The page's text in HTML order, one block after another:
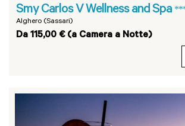
Smy Carlos V Wellness and Spa
Alghero (Sassari)
Da 115,00 € (a Camera a Notte)